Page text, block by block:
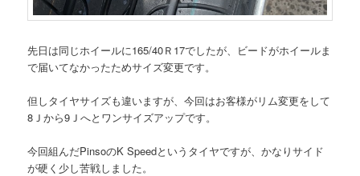
先日は同じホイールに165/40Ｒ17でしたが、ビードがホイールま
で届いてなかったためサイズ変更です。
但しタイヤサイズも違いますが、今回はお客様がリム変更をして
8Ｊから9Ｊへとワンサイズアップです。
今回組んだPinsoのK Speedというタイヤですが、かなりサイド
が硬く少し苦戦しました。